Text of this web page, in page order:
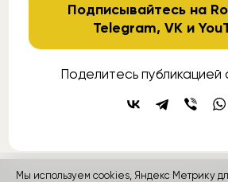
Подписывайтесь на
Telegram,VK и
Поделитесь публикацией
Мы используем cookies, Яндекс Метрику